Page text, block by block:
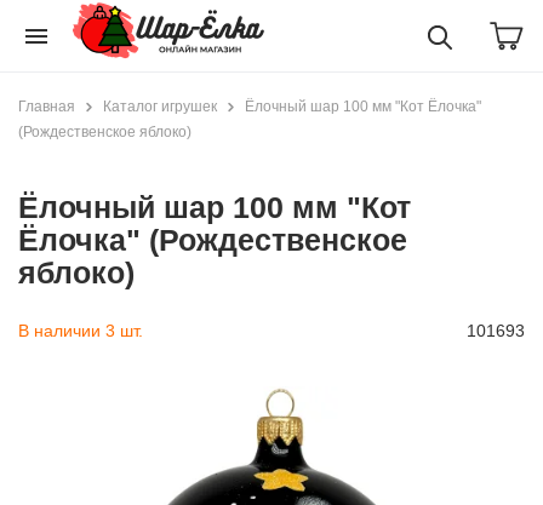
menu
Главная Каталог игрушек
Ёлочный шар 100 мм "Кот Ёлочка"
(Рождественское яблоко)
Ёлочный шар 100 мм "Кот
Ёлочка" (Рождественское
яблоко)
В наличии 3 шт. 101693